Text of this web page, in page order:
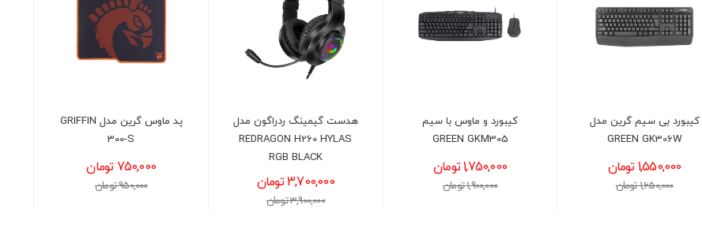
کیبورد و ماوس با سیم
GREEN GKM305
1,750,000 تومان
1,900,000 تومان
هدست گیمینگ ردراگون مدل
REDRAGON H260 HYLAS
3,700,000 تومان
پد ماوس گرین مدل GRIFFIN
300-S
950,000 تومان
کیبورد و ماوس با سیم
GREEN GKM305
1,750,000 تومان
1,900,000 تومان